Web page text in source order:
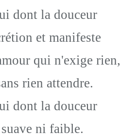
dont la douceur
et manifeste
qui n'exige rien,
rien attendre.
dont la douceur
ni faible.